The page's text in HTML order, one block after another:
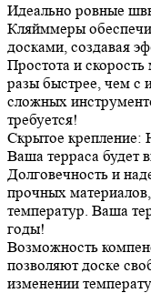
Идеально ровные
Кляйммеры
досками, создавая
Простота и
разы быстрее, чем с
сложных
требуется!
Скрытое крепление:
Ваша терраса будет
Долговечность и
прочных
температур. Ваша
годы!
Возможность
позволяют доске
изменении